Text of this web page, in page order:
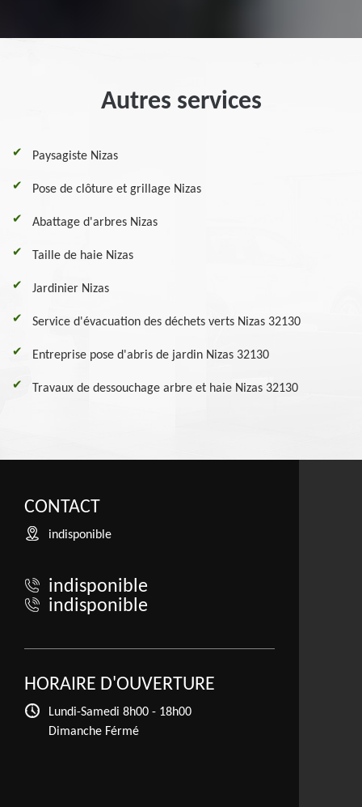
Autres services
Paysagiste Nizas
Pose de clôture et grillage Nizas
Abattage d'arbres Nizas
Taille de haie Nizas
Jardinier Nizas
Service d'évacuation des déchets verts Nizas 32130
Entreprise pose d'abris de jardin Nizas 32130
Travaux de dessouchage arbre et haie Nizas 32130
CONTACT
indisponible
indisponible
indisponible
HORAIRE D'OUVERTURE
Lundi-Samedi 8h00 - 18h00
Dimanche Férmé